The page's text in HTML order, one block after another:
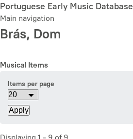
Skip
to
main
content
Portuguese Early Music Database
Main navigation
Brás, Dom
Musical Items
Items per page